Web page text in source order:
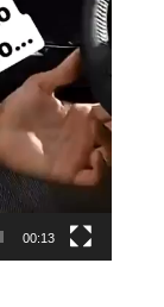
00:13